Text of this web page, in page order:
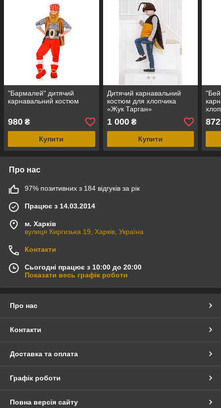
"Бармалей" дитячий
карнавальний костюм
980 ₴
Купити
Дитячий карнавальний
костюм для хлопчика
«Жук Тарган»
1 000₴
Купити
872
Про нас
97% позитивних з 184 відгуків за рік
Працює з 14.03.2014
м. Харків
вулиця Киргизька 19, Харків, Україна
Контакти
Сьогодні працює з 10:00 до 20:00
Показати весь графік роботи
Про нас
Контакти
Доставка та оплата
Графік роботи
Повна версія сайту